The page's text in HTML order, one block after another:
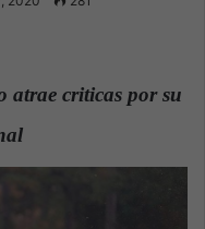
atrae criticas por su